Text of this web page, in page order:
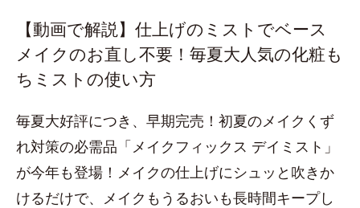
【動画で解説】仕上げのミストでベース
メイクのお直し不要！毎夏大人気の化粧も
ちミストの使い方
毎夏大好評につき、早期完売！初夏のメイクくず
れ対策の必需品「メイクフィックス デイミスト」
が今年も登場！メイクの仕上げにシュッと吹きか
けるだけで、メイクもうるおいも長時間キープし